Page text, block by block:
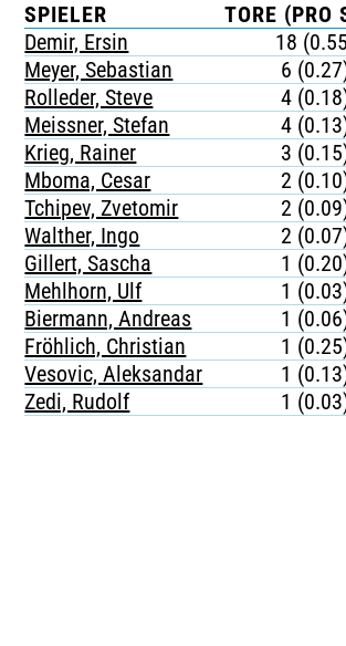
SPIELER TORE (PRO
Demir, Ersin
18
Meyer, Sebastian
6
Rolleder, Steve
4
Meissner, Stefan
4
Krieg, Rainer
3
Mboma, Cesar
2
Tchipev, Zvetomir
2
Walther, Ingo
2
Gillert, Sascha
1
Mehlhorn, Ulf
1
Biermann, Andreas
1
Fröhlich, Christian
1
Vesovic, Aleksandar
1
Zedi, Rudolf
1